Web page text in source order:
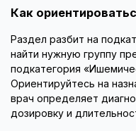
Как
Раздел разбит на
найти нужную группу
подкатегория
Ориентируйтесь на
врач определяет
дозировку и